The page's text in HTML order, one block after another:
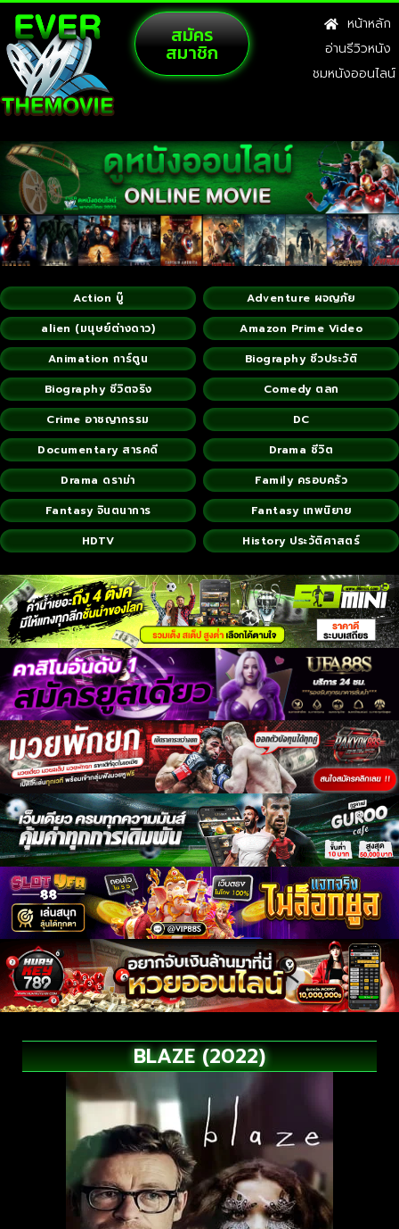
สมัคร
สมาชิก
หน้าหลัก
อ่านรีวิวหนัง
ชมหนังออนไลน์
Action บู๊
Adventure ผจญภัย
alien (มนุษย์ต่างดาว)
Amazon Prime Video
Animation การ์ตูน
Biography ชีวประวัติ
Biography ชีวิตจริง
Comedy ตลก
Crime อาชญากรรม
DC
Documentary สารคดี
Drama ชีวิต
Drama ดราม่า
Family ครอบครัว
Fantasy จินตนาการ
Fantasy เทพนิยาย
HDTV
History ประวัติศาสตร์
BLAZE (2022)